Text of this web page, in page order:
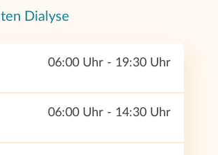
Dialyse
06:00 Uhr - 19:30 Uhr
06:00 Uhr - 14:30 Uhr